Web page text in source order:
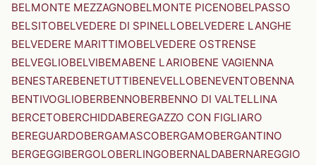
BELMONTE MEZZAGNOBELMONTE PICENOBELPASSO
BELSITOBELVEDERE DI SPINELLOBELVEDERE LANGHE
BELVEDERE MARITTIMOBELVEDERE OSTRENSE
BELVEGLIOBELVIBEMABENE LARIOBENE VAGIENNA
BENESTAREBENETUTTIBENEVELLOBENEVENTOBENNA
BENTIVOGLIOBERBENNOBERBENNO DI VALTELLINA
BERCETOBERCHIDDABEREGAZZO CON FIGLIARO
BEREGUARDOBERGAMASCOBERGAMOBERGANTINO
BERGEGGIBERGOLOBERLINGOBERNALDABERNAREGGIO